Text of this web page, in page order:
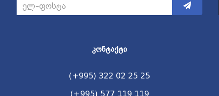
ᲙᲝᲜᲢᲐᲥᲢᲘ
(+995) 322 02 25 25
(+995) 577 119 119